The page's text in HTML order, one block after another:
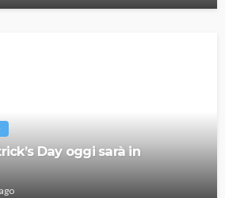
Day oggi sarà in